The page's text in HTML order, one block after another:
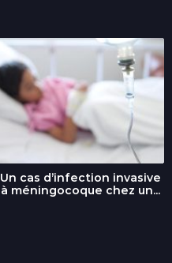
Un cas d’infection invasive
à méningocoque chez un...